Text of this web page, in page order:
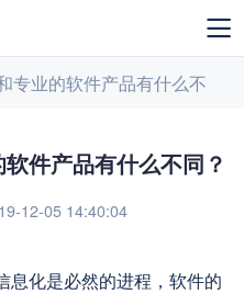
专业的软件产品有什么不
件产品有什么不同？
12-05 14:40:04
息化是必然的进程，软件的